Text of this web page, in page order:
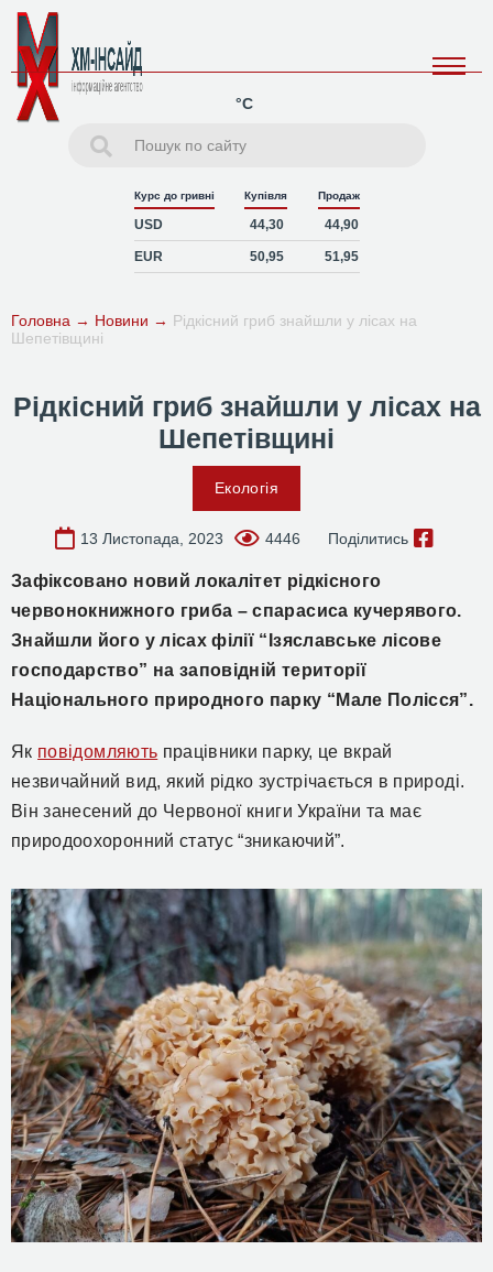
°C
Курс до гривні Купівля Продаж
USD 44,30 44,90
EUR 50,95 51,95
Головна → Новини → Рідкісний гриб знайшли у лісах на
Шепетівщині
Рідкісний гриб знайшли у лісах на
Шепетівщині
Екологія
13 Листопада, 2023 4446 Поділитись
Зафіксовано новий локалітет рідкісного
червонокнижного гриба – спарасиса кучерявого.
Знайшли його у лісах філії “Ізяславське лісове
господарство” на заповідній території
Національного природного парку “Мале Полісся”.
Як повідомляють працівники парку, це вкрай
незвичайний вид, який рідко зустрічається в природі.
Він занесений до Червоної книги України та має
природоохоронний статус “зникаючий”.